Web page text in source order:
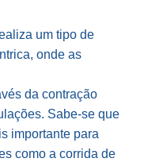
um tipo de
onde as
da contração
Sabe-se que
importante para
como a corrida de